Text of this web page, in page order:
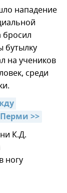
нападение
бросил
бутылку
на учеников
среди
>>
К.Д.
ногу